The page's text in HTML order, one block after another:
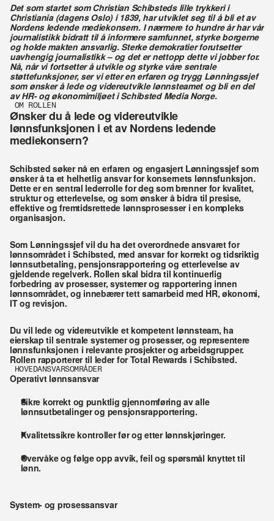
Det som startet som Christian Schibsteds lille trykkeri i
Christiania (dagens Oslo) i 1839, har utviklet seg til å bli et av
Nordens ledende mediekonsern. I nærmere to hundre år har vår
journalistikk bidratt til å informere samfunnet, styrke borgerne
og holde makten ansvarlig. Sterke demokratier forutsetter
uavhengig journalistikk – og det er nettopp dette vi jobber for.
Nå, når vi fortsetter å utvikle og styrke våre sentrale
støttefunksjoner, ser vi etter en erfaren og trygg Lønningssjef
som ønsker å lede og videreutvikle lønnsteamet og bli en del
av HR- og økonomimiljøet i Schibsted Media Norge.
OM ROLLEN
Ønsker du å lede og videreutvikle
lønnsfunksjonen i et av Nordens ledende
mediekonsern?
Schibsted søker nå en erfaren og engasjert Lønningssjef som
ønsker å ta et helhetlig ansvar for konsernets lønnsfunksjon.
Dette er en sentral lederrolle for deg som brenner for kvalitet,
struktur og etterlevelse, og som ønsker å bidra til presise,
effektive og fremtidsrettede lønnsprosesser i en kompleks
organisasjon.
Som Lønningssjef vil du ha det overordnede ansvaret for
lønnsområdet i Schibsted, med ansvar for korrekt og tidsriktig
lønnsutbetaling, pensjonsrapportering og etterlevelse av
gjeldende regelverk. Rollen skal bidra til kontinuerlig
forbedring av prosesser, systemer og rapportering innen
lønnsområdet, og innebærer tett samarbeid med HR, økonomi,
IT og revisjon.
Du vil lede og videreutvikle et kompetent lønnsteam, ha
eierskap til sentrale systemer og prosesser, og representere
Rollen rapporterer til leder for Total Rewards i Schibsted.
HOVEDANSVARSOMRÅDER
Operativt lønnsansvar
Sikre korrekt og punktlig gjennomføring av alle
lønnsutbetalinger og pensjonsrapportering.
Kvalitetssikre kontroller før og etter lønnskjøringer.
Overvåke og følge opp avvik, feil og spørsmål knyttet til
lønn.
System- og prosessansvar